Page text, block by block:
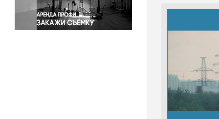
Экономика и бизнес